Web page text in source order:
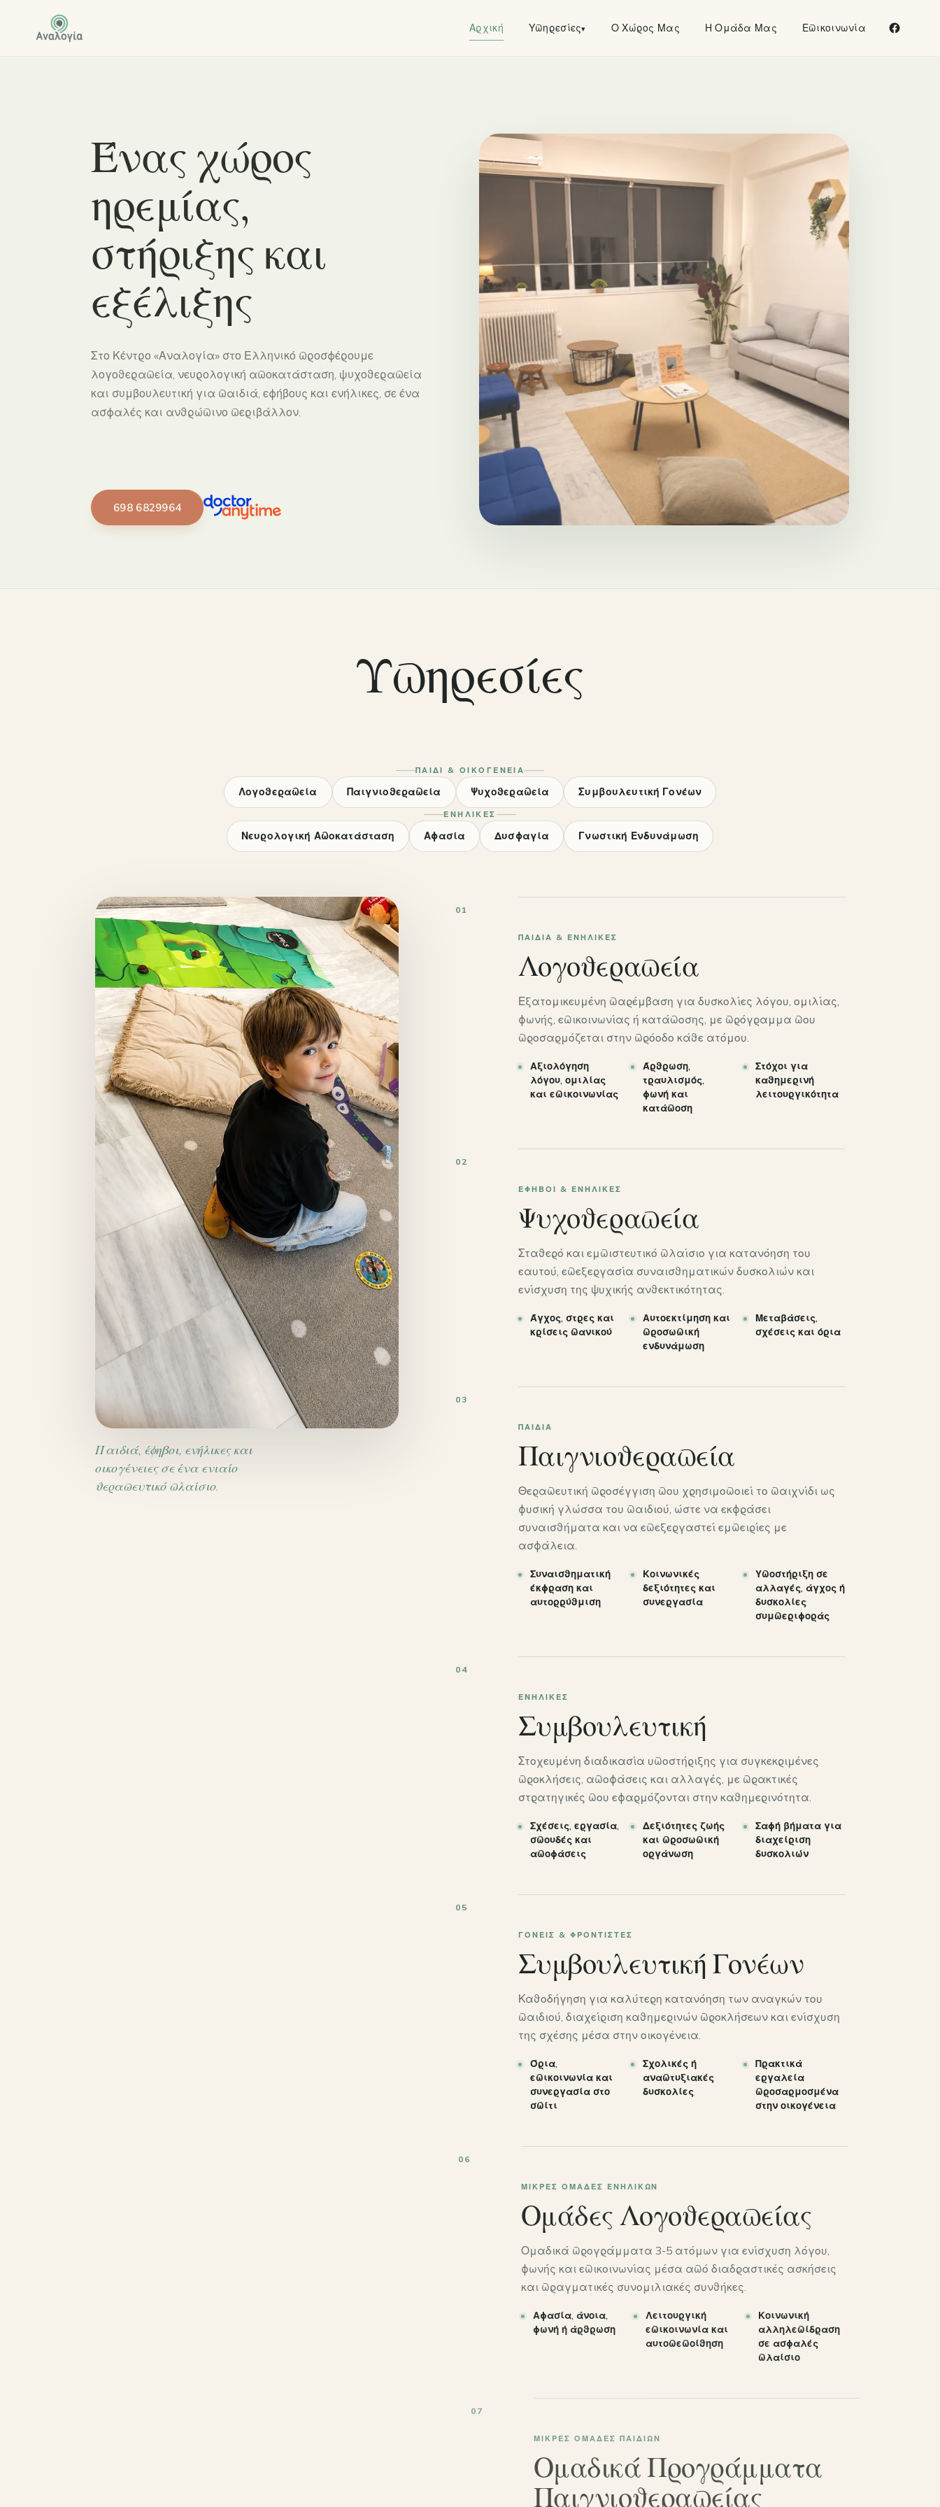
Αρχική Υπηρεσίες▾ Ο Χώρος Μας Η Ομάδα Μας
Επικοινωνία
Ένας χώρος
ηρεμίας,
στήριξης και
εξέλιξης
Στο Κέντρο «Αναλογία» στο Ελληνικό προσφέρουμε
λογοθεραπεία, νευρολογική αποκατάσταση, ψυχοθεραπεία
και συμβουλευτική για παιδιά, εφήβους και ενήλικες, σε ένα
ασφαλές και ανθρώπινο περιβάλλον.
698 6829964
Υπηρεσίες
ΠΑΙΔΊ & ΟΙΚΟΓΈΝΕΙΑ
Λογοθεραπεία Παιγνιοθεραπεία Ψυχοθεραπεία Συμβουλευτική Γονέων
ΕΝΉΛΙΚΕΣ
Νευρολογική Αποκατάσταση Αφασία Δυσφαγία Γνωστική Ενδυνάμωση
Παιδιά, έφηβοι, ενήλικες και
οικογένειες σε ένα ενιαίο
θεραπευτικό πλαίσιο.
01
ΠΑΙΔΙΆ & ΕΝΉΛΙΚΕΣ
Λογοθεραπεία
Εξατομικευμένη παρέμβαση για δυσκολίες λόγου, ομιλίας,
φωνής, επικοινωνίας ή κατάποσης, με πρόγραμμα που
προσαρμόζεται στην πρόοδο κάθε ατόμου.
Αξιολόγηση
λόγου, ομιλίας
και επικοινωνίας
Άρθρωση,
τραυλισμός,
φωνή και
κατάποση
Στόχοι για
καθημερινή
λειτουργικότητα
02
ΈΦΗΒΟΙ & ΕΝΉΛΙΚΕΣ
Ψυχοθεραπεία
Σταθερό και εμπιστευτικό πλαίσιο για κατανόηση του
εαυτού, επεξεργασία συναισθηματικών δυσκολιών και
ενίσχυση της ψυχικής ανθεκτικότητας.
Άγχος, στρες και
κρίσεις πανικού
Αυτοεκτίμηση και
προσωπική
ενδυνάμωση
Μεταβάσεις,
σχέσεις και όρια
03
ΠΑΙΔΙΆ
Παιγνιοθεραπεία
Θεραπευτική προσέγγιση που χρησιμοποιεί το παιχνίδι ως
φυσική γλώσσα του παιδιού, ώστε να εκφράσει
συναισθήματα και να επεξεργαστεί εμπειρίες με
ασφάλεια.
Συναισθηματική
έκφραση και
αυτορρύθμιση
Κοινωνικές
δεξιότητες και
συνεργασία
Υποστήριξη σε
αλλαγές, άγχος ή
δυσκολίες
συμπεριφοράς
04
ΕΝΉΛΙΚΕΣ
Συμβουλευτική
Στοχευμένη διαδικασία υποστήριξης για συγκεκριμένες
προκλήσεις, αποφάσεις και αλλαγές, με πρακτικές
στρατηγικές που εφαρμόζονται στην καθημερινότητα.
Σχέσεις, εργασία,
σπουδές και
αποφάσεις
Δεξιότητες ζωής
και προσωπική
οργάνωση
Σαφή βήματα για
διαχείριση
δυσκολιών
05
ΓΟΝΕΊΣ & ΦΡΟΝΤΙΣΤΈΣ
Συμβουλευτική Γονέων
Καθοδήγηση για καλύτερη κατανόηση των αναγκών του
παιδιού, διαχείριση καθημερινών προκλήσεων και ενίσχυση
της σχέσης μέσα στην οικογένεια.
Όρια,
επικοινωνία και
συνεργασία στο
σπίτι
Σχολικές ή
αναπτυξιακές
δυσκολίες
Πρακτικά
εργαλεία
προσαρμοσμένα
στην οικογένεια
06
ΜΙΚΡΈΣ ΟΜΆΔΕΣ ΕΝΗΛΊΚΩΝ
Ομάδες Λογοθεραπείας
Ομαδικά προγράμματα 3-5 ατόμων για ενίσχυση λόγου,
φωνής και επικοινωνίας μέσα από διαδραστικές ασκήσεις
και πραγματικές συνομιλιακές συνθήκες.
Αφασία, άνοια,
φωνή ή άρθρωση
Λειτουργική
επικοινωνία και
αυτοπεποίθηση
Κοινωνική
αλληλεπίδραση
σε ασφαλές
πλαίσιο
07
ΜΙΚΡΈΣ ΟΜΆΔΕΣ ΠΑΙΔΙΏΝ
Ομαδικά Προγράμματα
Παιγνιοθεραπείας